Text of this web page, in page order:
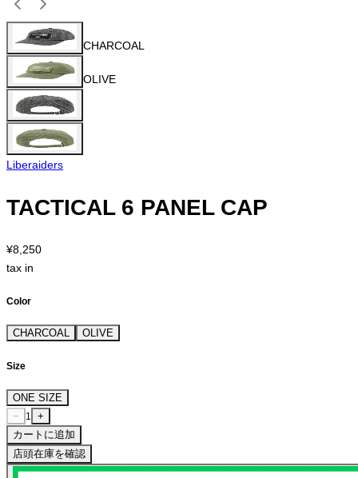
CHARCOAL
OLIVE
Liberaiders
TACTICAL 6 PANEL CAP
¥8,250
tax in
Color
CHARCOAL OLIVE
Size
ONE SIZE
−
1
+
カートに追加
店頭在庫を確認